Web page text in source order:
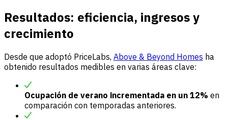
Resultados: eficiencia, ingresos y
crecimiento
Desde que adoptó PriceLabs, Above & Beyond Homes ha
obtenido resultados medibles en varias áreas clave:
Ocupación de verano incrementada en un 12% en
comparación con temporadas anteriores.